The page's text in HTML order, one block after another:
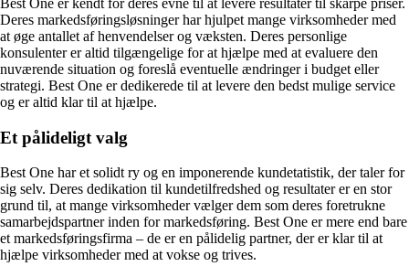
Best One er kendt for deres evne til at levere resultater til skarpe priser.
Deres markedsføringsløsninger har hjulpet mange virksomheder med
at øge antallet af henvendelser og væksten. Deres personlige
konsulenter er altid tilgængelige for at hjælpe med at evaluere den
nuværende situation og foreslå eventuelle ændringer i budget eller
strategi. Best One er dedikerede til at levere den bedst mulige service
og er altid klar til at hjælpe.
Et pålideligt valg
Best One har et solidt ry og en imponerende kundetatistik, der taler for
sig selv. Deres dedikation til kundetilfredshed og resultater er en stor
grund til, at mange virksomheder vælger dem som deres foretrukne
samarbejdspartner inden for markedsføring. Best One er mere end bare
et markedsføringsfirma – de er en pålidelig partner, der er klar til at
hjælpe virksomheder med at vokse og trives.